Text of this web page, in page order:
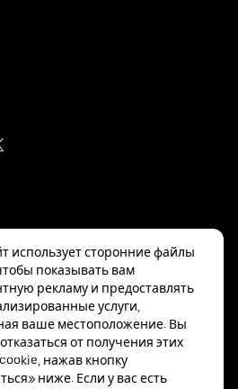
использует сторонние файлы
показывать вам
рекламу и предоставлять
услуги,
ваше местоположение. Вы
от получения этих
нажав кнопку
ниже. Если у вас есть